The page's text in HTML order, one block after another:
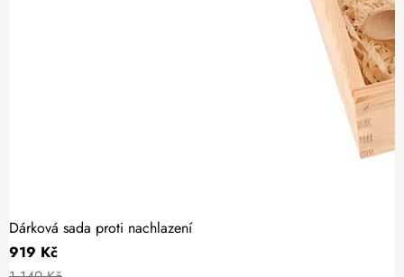
Dárková sada proti nachlazení
919 Kč